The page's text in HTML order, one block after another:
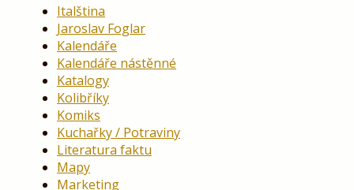
Italština
Jaroslav Foglar
Kalendáře
Kalendáře nástěnné
Katalogy
Kolibříky
Komiks
Kuchařky / Potraviny
Literatura faktu
Mapy
Marketing